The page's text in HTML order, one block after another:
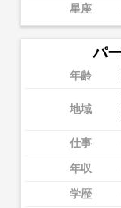
星座
パ
年齢
地域
仕事
年収
学歴